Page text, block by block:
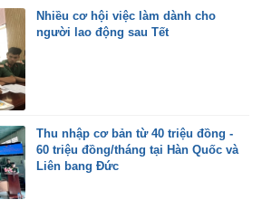
Nhiều cơ hội việc làm dành cho
người lao động sau Tết
Thu nhập cơ bản từ 40 triệu đồng -
60 triệu đồng/tháng tại Hàn Quốc và
Liên bang Đức